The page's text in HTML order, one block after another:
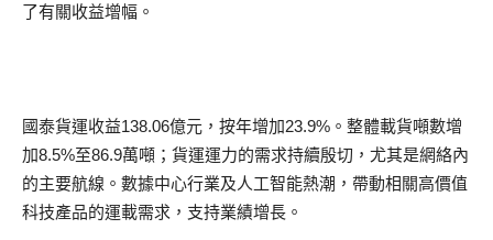
了有關收益增幅。
國泰貨運收益138.06億元，按年增加23.9%。整體載貨噸數增
加8.5%至86.9萬噸；貨運運力的需求持續殷切，尤其是網絡內
的主要航線。數據中心行業及人工智能熱潮，帶動相關高價值
科技產品的運載需求，支持業績增長。